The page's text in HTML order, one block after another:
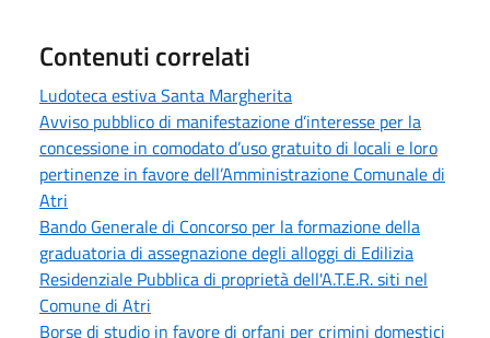
Contenuti correlati
Ludoteca estiva Santa Margherita
Avviso pubblico di manifestazione d’interesse per la
concessione in comodato d’uso gratuito di locali e loro
pertinenze in favore dell’Amministrazione Comunale di
Atri
Bando Generale di Concorso per la formazione della
graduatoria di assegnazione degli alloggi di Edilizia
Residenziale Pubblica di proprietà dell'A.T.E.R. siti nel
Comune di Atri
Borse di studio in favore di orfani per crimini domestici